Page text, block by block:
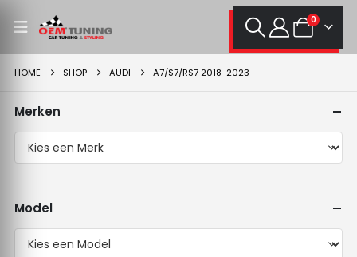
0
HOME SHOP AUDI A7/S7/RS7 2018-2023
Merken
Model